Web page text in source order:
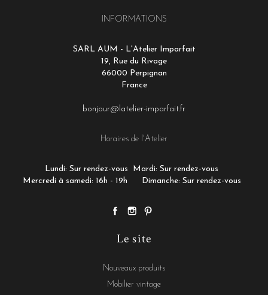
INFORMATIONS
SARL AUM - L'Atelier Imparfait
19, Rue du Rivage
66000 Perpignan
France
bonjour@latelier-imparfait.fr
Horaires de l'Atelier
Lundi: Sur rendez-vous
Mardi: Sur rendez-vous
Mercredi à samedi: 16h - 19h
Dimanche: Sur rendez-vous
Le site
Nouveaux produits
Mobilier vintage